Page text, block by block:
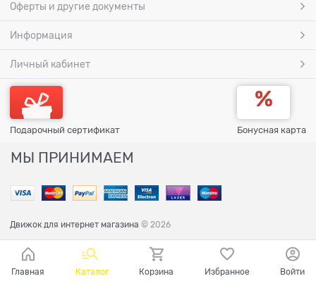
Оферты и другие документы
Информация
Личный кабинет
Подарочный сертификат Бонусная карта
МЫ ПРИНИМАЕМ
Движок для интернет магазина © 2026
Главная Каталог Корзина Избранное Войти